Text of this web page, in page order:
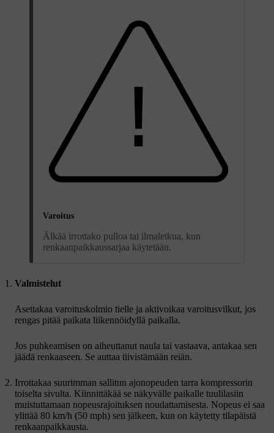
Varoitus
Älkää irrottako pulloa tai ilmaletkua, kun
renkaanpaikkaussarjaa käytetään.
Valmistelut
Asettakaa varoituskolmio tielle ja aktivoikaa varoitusvilkut, jos
rengas pitää paikata liikennöidyllä paikalla.
Jos puhkeamisen on aiheuttanut naula tai vastaava, antakaa sen
jäädä renkaaseen. Se auttaa tiivistämään reiän.
Irrottakaa suurimman sallitun ajonopeuden tarra kompressorin
toiselta sivulta. Kiinnittäkää se näkyvälle paikalle tuulilasiin
muistuttamaan nopeusrajoituksen noudattamisesta. Nopeus ei saa
ylittää 80 km/h (50 mph) sen jälkeen, kun on käytetty tilapäistä
renkaanpaikkausta.